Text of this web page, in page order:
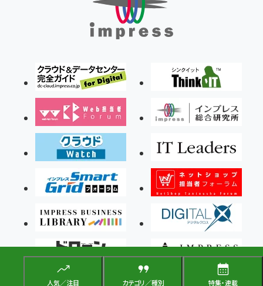
人気／注目 カテゴリ／種別 特集・連載